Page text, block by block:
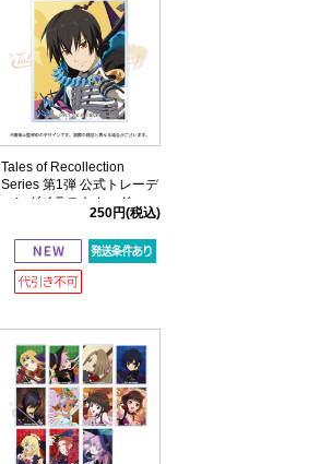
Tales of Recollection
Series 第1弾 公式トレーデ
ィングイラストカード
250円(税込)